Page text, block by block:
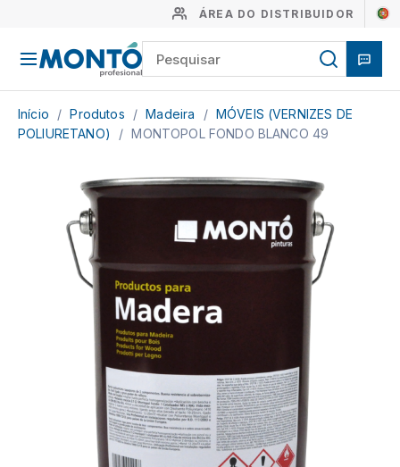
ÁREA DO DISTRIBUIDOR
Início / Produtos / Madeira / MÓVEIS (VERNIZES DE
POLIURETANO)
/ MONTOPOL FONDO BLANCO 49